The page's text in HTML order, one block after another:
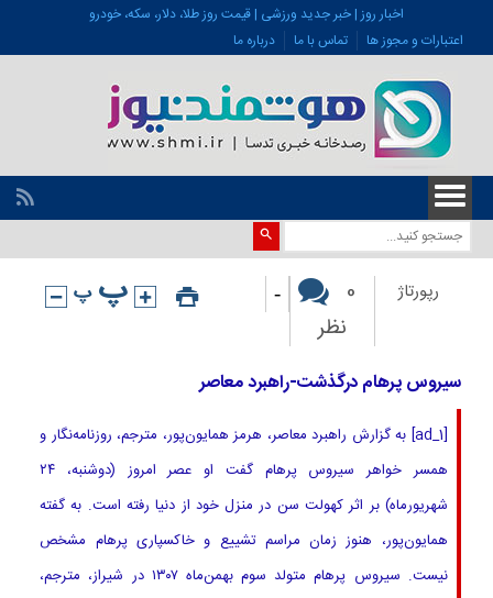
اخبار روز | خبر جدید ورزشی | قیمت روز طلا، دلار، سکه، خودرو
اعتبارات و مجوز ها
تماس با ما درباره ما
رپورتاژ
0
نظر
-
سیروس پرهام درگذشت-راهبرد معاصر
[ad_1] به گزارش راهبرد معاصر، هرمز همایون‌پور، مترجم، روزنامه‌نگار و
همسر خواهر سیروس پرهام گفت او عصر امروز (دوشنبه، ۲۴
شهریورماه) بر اثر کهولت سن در منزل خود از دنیا رفته است. به گفته
همایون‌پور، هنوز زمان مراسم تشییع و خاکسپاری پرهام مشخص
نیست. سیروس پرهام متولد سوم بهمن‌ماه ۱۳۰۷ در شیراز، مترجم،